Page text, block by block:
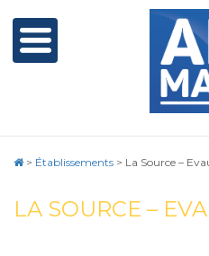
> Établissements > La Source –
LA SOURCE –